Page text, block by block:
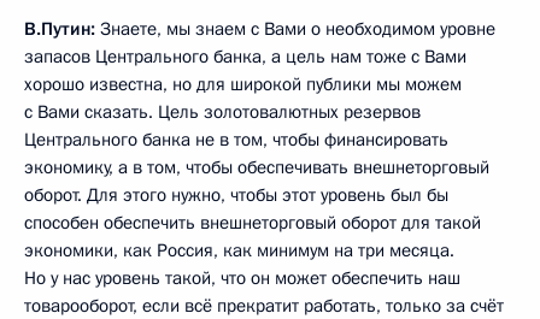
В.Путин: Знаете, мы знаем с Вами о необходимом уровне
запасов Центрального банка, а цель нам тоже с Вами
хорошо известна, но для широкой публики мы можем
с Вами сказать. Цель золотовалютных резервов
Центрального банка не в том, чтобы финансировать
экономику, а в том, чтобы обеспечивать внешнеторговый
оборот. Для этого нужно, чтобы этот уровень был бы
способен обеспечить внешнеторговый оборот для такой
экономики, как Россия, как минимум на три месяца.
Но у нас уровень такой, что он может обеспечить наш
товарооборот, если всё прекратит работать, только за счёт